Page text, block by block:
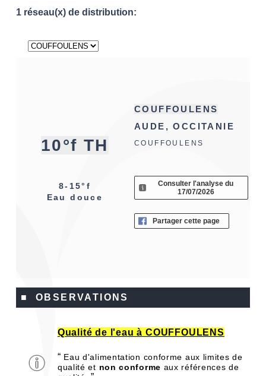
1 réseau(x) de distribution:
10°f TH
8-15°f
Eau douce
COUFFOULENS
AUDE, OCCITANIE
COUFFOULENS
Consulter l'analyse du
17/07/2026
Partager cette page
■ OBSERVATIONS
Qualité de l'eau à COUFFOULENS
“ Eau d'alimentation conforme aux limites de
qualité et non conforme aux références de